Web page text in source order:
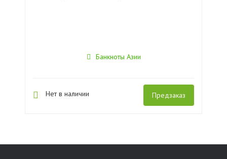
Банкноты Азии
Нет в наличии Предзаказ